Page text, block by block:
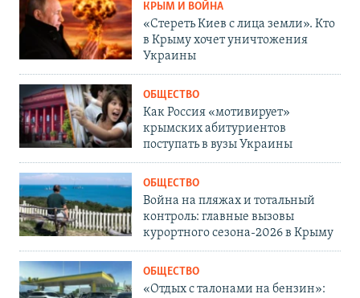
КРЫМ И ВОЙНА
«Стереть Киев с лица земли». Кто
в Крыму хочет уничтожения
Украины
ОБЩЕСТВО
Как Россия «мотивирует»
крымских абитуриентов
поступать в вузы Украины
ОБЩЕСТВО
Война на пляжах и тотальный
контроль: главные вызовы
курортного сезона-2026 в Крыму
ОБЩЕСТВО
«Отдых с талонами на бензин»: